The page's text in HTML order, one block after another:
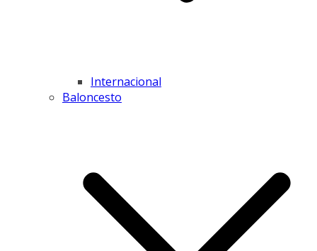
Internacional
Baloncesto